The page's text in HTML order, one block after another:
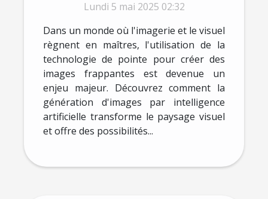
génération d'images IA
Lundi 5 mai 2025 02:32
Dans un monde où l'imagerie et le visuel
règnent en maîtres, l'utilisation de la
technologie de pointe pour créer des
images frappantes est devenue un
enjeu majeur. Découvrez comment la
génération d'images par intelligence
artificielle transforme le paysage visuel
et offre des possibilités...